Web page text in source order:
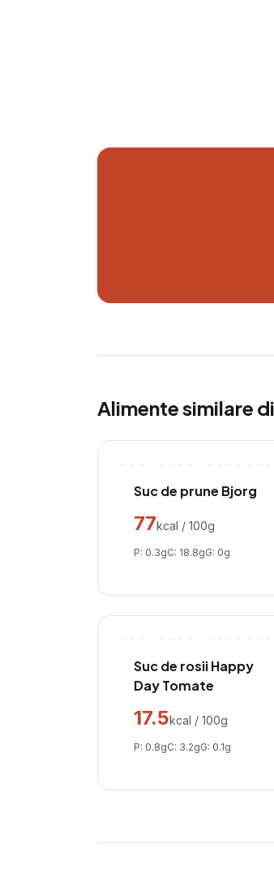
Alimente similare
Suc de prune Bjorg
77kcal / 100g
P: 0.3gC: 18.8gG: 0g
Suc de rosii Happy
Day Tomate
17.5kcal / 100g
P: 0.8gC: 3.2gG: 0.1g